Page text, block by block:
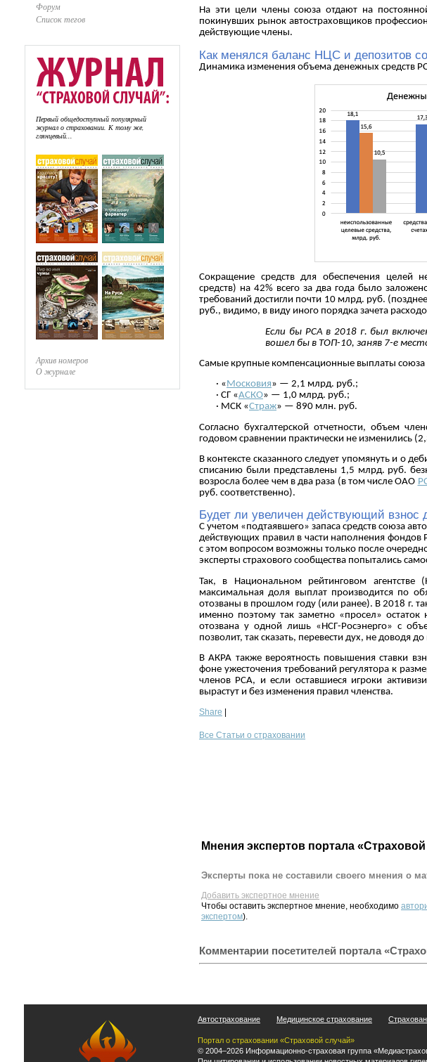
Форум
Список тегов
Первый общедоступный популярный
журнал о страховании. К тому же,
глянцевый...
Архив номеров
О журнале
На эти цели члены союза отдают на
покинувших рынок автостраховщиков
действующие члены.
Как менялся баланс НЦС и депозитов
Динамика изменения объема денежных средств
Сокращение средств для обеспечения целей
средств) на 42% всего за два года было
требований достигли почти 10 млрд. руб.
руб., видимо, в виду иного порядка зачета
Если бы РСА в 2018 г. был
вошел бы в ТОП-10, заняв 7-е
Самые крупные компенсационные выплаты
· «Московия» — 2,1 млрд. руб.;
· СГ «АСКО» — 1,0 млрд. руб.;
· МСК «Страж» — 890 млн. руб.
Согласно бухгалтерской отчетности, объем
годовом сравнении практически не изменились
В контексте сказанного следует упомянуть и о
списанию были представлены 1,5 млрд. руб.
возросла более чем в два раза (в том числе ОАО
руб. соответственно).
Будет ли увеличен действующий взнос
С учетом «подтаявшего» запаса средств союза
действующих правил в части наполнения фондов
с этом вопросом возможны только после
эксперты страхового сообщества попытались
Так, в Национальном рейтинговом
максимальная доля выплат производится по
отозваны в прошлом году (или ранее). В 2018 г.
именно поэтому так заметно «просел»
отозвана у одной лишь «НСГ-Росэнерго» с
позволит, так сказать, перевести дух, не доводя
В АКРА также вероятность повышения ставки
фоне ужесточения требований регулятора к
членов РСА, и если оставшиеся игроки
вырастут и без изменения правил членства.
Share
Все Статьи о страховании
Мнения экспертов портала
Эксперты пока не составили своего мнения о
Добавить экспертное мнение
Чтобы оставить экспертное мнение, необходимо
экспертом).
Комментарии посетителей портала
Автострахование Медицинское страхование
Портал о страховании «Страховой случай»
© 2004–2026 Информационно-страховая группа